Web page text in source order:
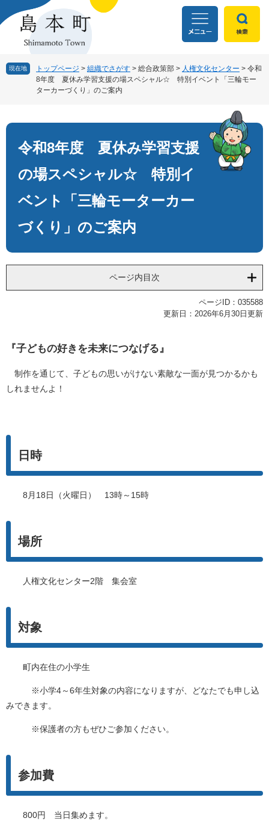
ー
ニ
現在地 トップページ > 組織でさがす > 総合政策部 > 人権文化センター > 令和
8年度 夏休み学習支援の場スペシャル☆ 特別イベント「三輪モー
ターカーづくり」のご案内
文
令和8年度 夏休み学習支援
の場スペシャル☆ 特別イ
ベント「三輪モーターカー
づくり」のご案内
ページ内目次
ページID：035588
更新日：2026年6月30日更新
『子どもの好きを未来につなげる』
制作を通じて、子どもの思いがけない素敵な一面が見つかるかも
しれませんよ！
日時
8月18日（火曜日） 13時～15時
場所
人権文化センター2階 集会室
対象
町内在住の小学生
※小学4～6年生対象の内容になりますが、どなたでも申し込
みできます。
※保護者の方もぜひご参加ください。
参加費
800円 当日集めます。